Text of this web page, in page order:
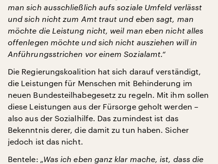
man sich ausschließlich aufs soziale Umfeld verlässt
und sich nicht zum Amt traut und eben sagt, man
möchte die Leistung nicht, weil man eben nicht alles
offenlegen möchte und sich nicht ausziehen will in
Anführungsstrichen vor einem Sozialamt.“
Die Regierungskoalition hat sich darauf verständigt,
die Leistungen für Menschen mit Behinderung im
neuen Bundesteilhabegesetz zu regeln. Mit ihm sollen
diese Leistungen aus der Fürsorge geholt werden –
also aus der Sozialhilfe. Das zumindest ist das
Bekenntnis derer, die damit zu tun haben. Sicher
jedoch ist das nicht.
Bentele: „Was ich eben ganz klar mache, ist, dass die